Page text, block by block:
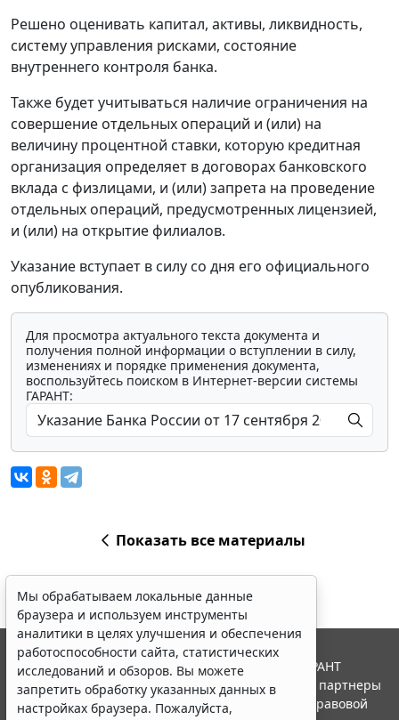
Решено оценивать капитал, активы, ликвидность,
систему управления рисками, состояние
внутреннего контроля банка.
Также будет учитываться наличие ограничения на
совершение отдельных операций и (или) на
величину процентной ставки, которую кредитная
организация определяет в договорах банковского
вклада с физлицами, и (или) запрета на проведение
отдельных операций, предусмотренных лицензией,
и (или) на открытие филиалов.
Указание вступает в силу со дня его официального
опубликования.
Для просмотра актуального текста документа и
получения полной информации о вступлении в силу,
изменениях и порядке применения документа,
воспользуйтесь поиском в Интернет-версии системы
ГАРАНТ:
Показать все материалы
Мы обрабатываем локальные данные
браузера и используем инструменты
аналитики в целях улучшения и обеспечения
работоспособности сайта, статистических
исследований и обзоров. Вы можете
запретить обработку указанных данных в
настройках браузера. Пожалуйста,
© ООО "НПП "ГАРАНТ-СЕРВИС", 2026. Система ГАРАНТ
выпускается с 1990 года. Компания "Гарант" и ее партнеры
являются участниками Российской ассоциации правовой